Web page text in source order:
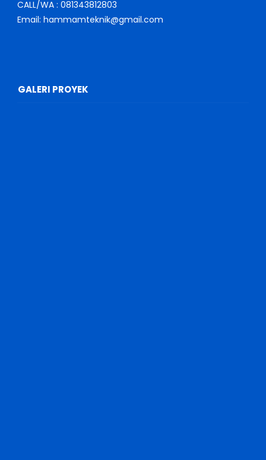
CALL/WA : 081343812803
Email: hammamteknik@gmail.com
GALERI PROYEK